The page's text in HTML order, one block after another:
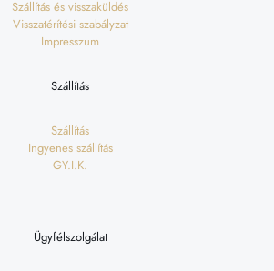
Szállítás és visszaküldés
Visszatérítési szabályzat
Impresszum
Szállítás
Szállítás
Ingyenes szállítás
GY.I.K.
Ügyfélszolgálat